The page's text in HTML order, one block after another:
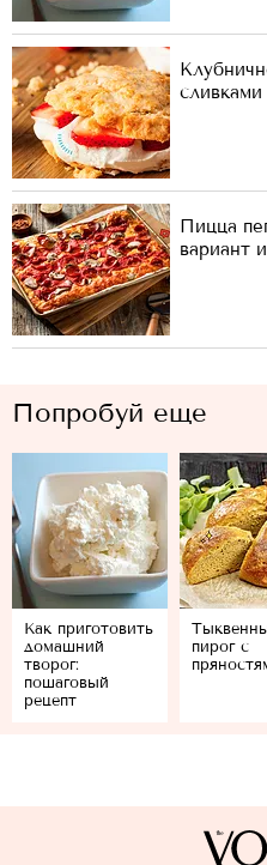
сливками
Пицца
вариант
Попробуй еще
Как приготовить
домашний
творог:
пошаговый
рецепт
пирог с